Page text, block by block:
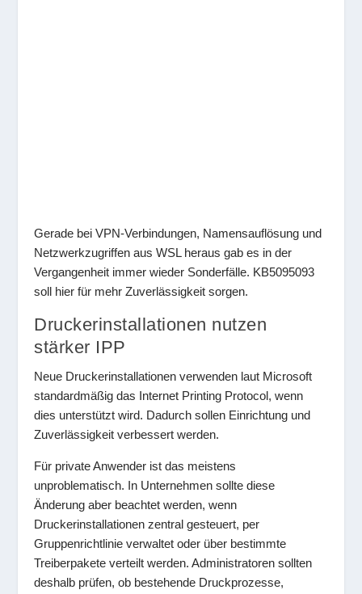
Gerade bei VPN-Verbindungen, Namensauflösung und
Netzwerkzugriffen aus WSL heraus gab es in der
Vergangenheit immer wieder Sonderfälle. KB5095093
soll hier für mehr Zuverlässigkeit sorgen.
Druckerinstallationen nutzen
stärker IPP
Neue Druckerinstallationen verwenden laut Microsoft
standardmäßig das Internet Printing Protocol, wenn
dies unterstützt wird. Dadurch sollen Einrichtung und
Zuverlässigkeit verbessert werden.
Für private Anwender ist das meistens
unproblematisch. In Unternehmen sollte diese
Änderung aber beachtet werden, wenn
Druckerinstallationen zentral gesteuert, per
Gruppenrichtlinie verwaltet oder über bestimmte
Treiberpakete verteilt werden. Administratoren sollten
deshalb prüfen, ob bestehende Druckprozesse,